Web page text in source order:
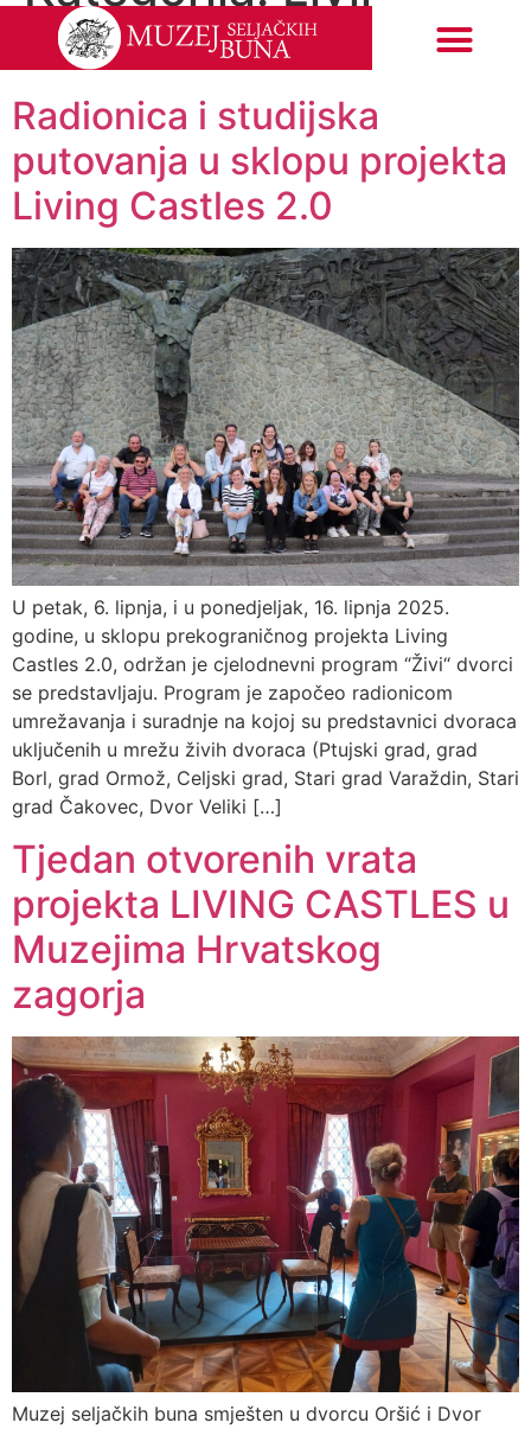
Castles
Radionica i studijska
putovanja u sklopu projekta
Living Castles 2.0
U petak, 6. lipnja, i u ponedjeljak, 16. lipnja 2025.
godine, u sklopu prekograničnog projekta Living
Castles 2.0, održan je cjelodnevni program “Živi“ dvorci
se predstavljaju. Program je započeo radionicom
umrežavanja i suradnje na kojoj su predstavnici dvoraca
uključenih u mrežu živih dvoraca (Ptujski grad, grad
Borl, grad Ormož, Celjski grad, Stari grad Varaždin, Stari
grad Čakovec, Dvor Veliki […]
Tjedan otvorenih vrata
projekta LIVING CASTLES u
Muzejima Hrvatskog
zagorja
Muzej seljačkih buna smješten u dvorcu Oršić i Dvor